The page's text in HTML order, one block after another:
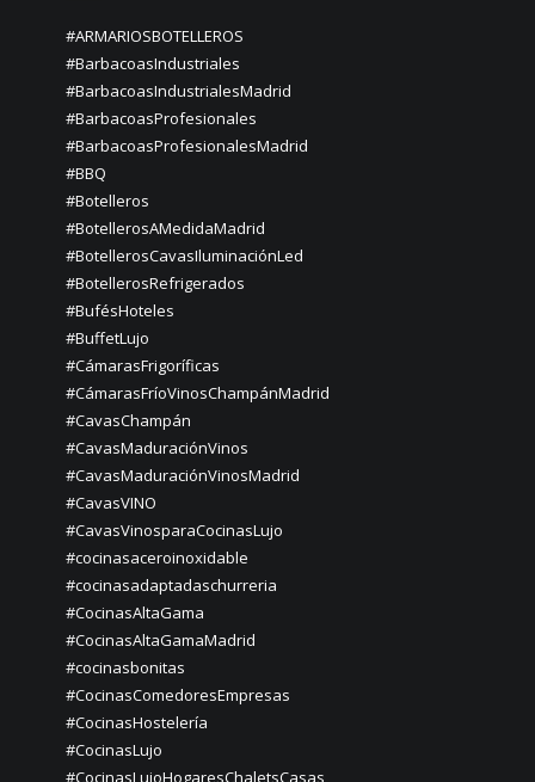
#ARMARIOSBOTELLEROS
#BarbacoasIndustriales
#BarbacoasIndustrialesMadrid
#BarbacoasProfesionales
#BarbacoasProfesionalesMadrid
#BBQ
#Botelleros
#BotellerosAMedidaMadrid
#BotellerosCavasIluminaciónLed
#BotellerosRefrigerados
#BufésHoteles
#BuffetLujo
#CámarasFrigoríficas
#CámarasFríoVinosChampánMadrid
#CavasChampán
#CavasMaduraciónVinos
#CavasMaduraciónVinosMadrid
#CavasVINO
#CavasVinosparaCocinasLujo
#cocinasaceroinoxidable
#cocinasadaptadaschurreria
#CocinasAltaGama
#CocinasAltaGamaMadrid
#cocinasbonitas
#CocinasComedoresEmpresas
#CocinasHostelería
#CocinasLujo
#CocinasLujoHogaresChaletsCasas